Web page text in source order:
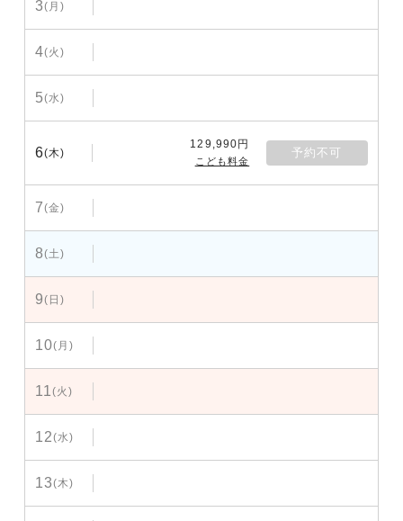
3(月)
4(火)
5(水)
6(木)
129,990円
こども料金
予約不可
7(金)
8(土)
9(日)
10(月)
11(火)
12(水)
13(木)